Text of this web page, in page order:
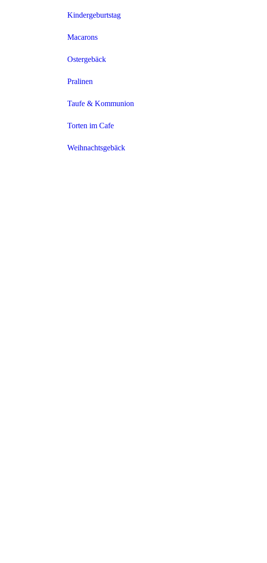
Kindergeburtstag
Macarons
Ostergebäck
Pralinen
Taufe & Kommunion
Torten im Cafe
Weihnachtsgebäck